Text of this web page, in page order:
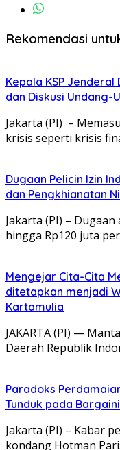
Rekomendasi
Kepala KSP Jenderal
dan Diskusi Undang-
Jakarta (PI) –
krisis seperti krisis
Dugaan Pelicin Izin
dan Pengkhianatan
Jakarta (PI) –
hingga Rp120 juta
Mengejar Cita-Cita
ditetapkan menjadi
Kartamulia
JAKARTA (PI) —
Daerah Republik
Paradoks
Tunduk pada
Jakarta (PI) – Kabar
kondang Hotman